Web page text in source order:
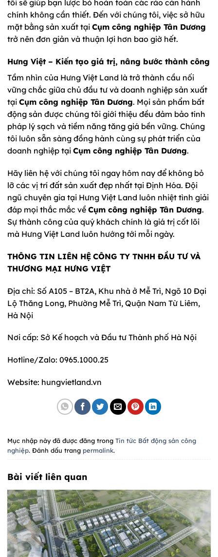
tôi sẽ giúp bạn lược bỏ hoàn toàn các rào cản hành
chính không cần thiết. Đến với chúng tôi, việc sở hữu
mặt bằng sản xuất tại Cụm công nghiệp Tân Dương
trở nên đơn giản và thuận lợi hơn bao giờ hết.
Hưng Việt – Kiến tạo giá trị, nâng bước thành công
Tầm nhìn của Hưng Việt Land là trở thành cầu nối
vững chắc giữa chủ đầu tư và doanh nghiệp sản xuất
tại Cụm công nghiệp Tân Dương. Mọi sản phẩm bất
động sản được chúng tôi giới thiệu đều đảm bảo tính
pháp lý sạch và tiềm năng tăng giá bền vững. Chúng
tôi luôn sẵn sàng đồng hành cùng sự phát triển của
doanh nghiệp tại Cụm công nghiệp Tân Dương.
Hãy liên hệ với chúng tôi ngay hôm nay để không bỏ
lỡ các vị trí đất sản xuất đẹp nhất tại Định Hóa. Đội
ngũ chuyên gia tại Hưng Việt Land luôn nhiệt tình giải
đáp mọi thắc mắc về Cụm công nghiệp Tân Dương.
Sự thành công của quý khách chính là giá trị cốt lõi
mà Hưng Việt Land luôn hướng tới mỗi ngày.
THÔNG TIN LIÊN HỆ CÔNG TY TNHH ĐẦU TƯ VÀ
THƯƠNG MẠI HƯNG VIỆT
Địa chỉ: Số A105 – BT2A, Khu nhà ở Mễ Trì, Ngõ 10 Đại
Lộ Thăng Long, Phường Mễ Trì, Quận Nam Từ Liêm,
Hà Nội
Nơi cấp: Sở Kế hoạch và Đầu tư Thành phố Hà Nội
Hotline/Zalo: 0965.1000.25
Website: hungvietland.vn
Mục nhập này đã được đăng trong Tin tức Bất động sản công
nghiệp. Đánh dấu trang permalink.
Bài viết liên quan